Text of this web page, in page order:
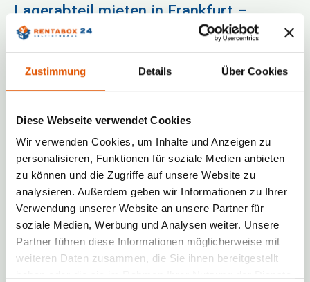
Zustimmung Details Über Cookies
Diese Webseite verwendet Cookies
Wir verwenden Cookies, um Inhalte und Anzeigen zu
personalisieren, Funktionen für soziale Medien anbieten
zu können und die Zugriffe auf unsere Website zu
analysieren. Außerdem geben wir Informationen zu Ihrer
Verwendung unserer Website an unsere Partner für
soziale Medien, Werbung und Analysen weiter. Unsere
Partner führen diese Informationen möglicherweise mit
weiteren Daten zusammen, die Sie ihnen bereitgestellt
Lagerabteil mieten in Frankfurt –
Flexibler Lagerplatz für jeden Bedarf
Besonders in einer pulsierenden Stadt wie
Frankfurtkann zusätzlicher Lagerraum Gold
wert sein. Wenn Sie in Frankfurt wohnen oder
suchen, Ihr Eigentum zu lagern, bietet
Lagerabteile in Frankfurt sind zentral gelegen
und bieten idealen Zugang, sodass Sie Ihre
Gegenstände jederzeit einfach erreichen
können. Die Abteile eignen sich ideal für die
Einlagerung von Möbeln, Geschäftsinventar
oder persönlichen Gegenständen, die Sie nicht
täglich benötigen, aber sicher verstauen
möchten.